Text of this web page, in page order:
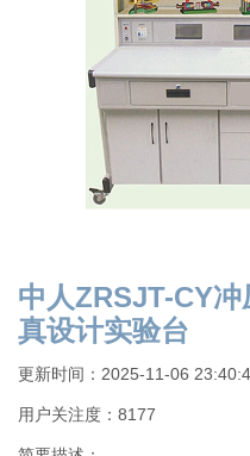
中人ZRSJT-CY
真设计实验台
更新时间：2025-11-06
用户关注度：8177